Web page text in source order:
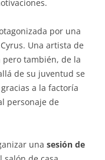
por una
Una artista de
también, de la
de su juventud se
a la factoría
personaje de
una sesión de